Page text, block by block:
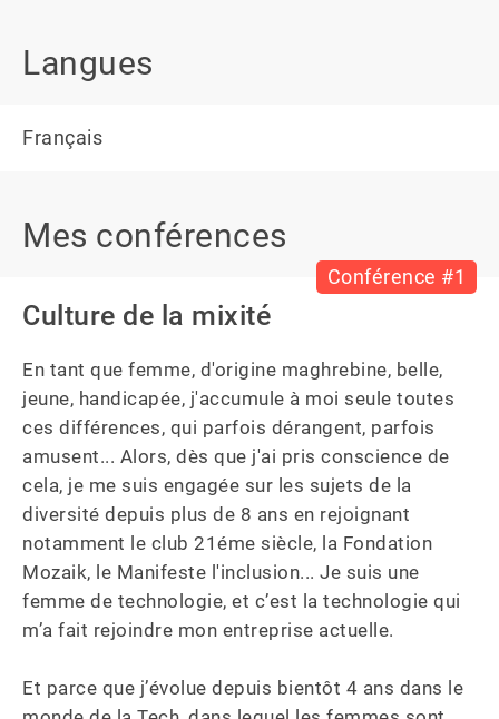
Langues
Français
Mes conférences
Conférence #1
Culture de la mixité
En tant que femme, d'origine maghrebine, belle,
jeune, handicapée, j'accumule à moi seule toutes
ces différences, qui parfois dérangent, parfois
amusent... Alors, dès que j'ai pris conscience de
cela, je me suis engagée sur les sujets de la
diversité depuis plus de 8 ans en rejoignant
notamment le club 21éme siècle, la Fondation
Mozaik, le Manifeste l'inclusion... Je suis une
femme de technologie, et c’est la technologie qui
m’a fait rejoindre mon entreprise actuelle.
Et parce que j’évolue depuis bientôt 4 ans dans le